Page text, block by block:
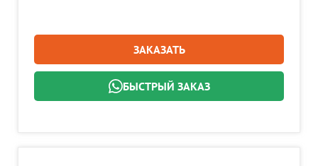
ЗАКАЗАТЬ
БЫСТРЫЙ ЗАКАЗ